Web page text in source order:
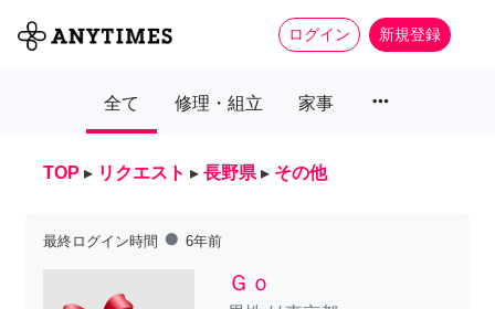
ログイン 新規登録
全て 修理・組立 家事 more_horiz
TOP ▸ リクエスト ▸ 長野県 ▸ その他
最終ログイン時間 fiber_manual_record 6年前
Ｇｏ